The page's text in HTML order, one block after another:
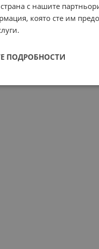
с нашите
която сте им
ПОДРОБНОСТИ